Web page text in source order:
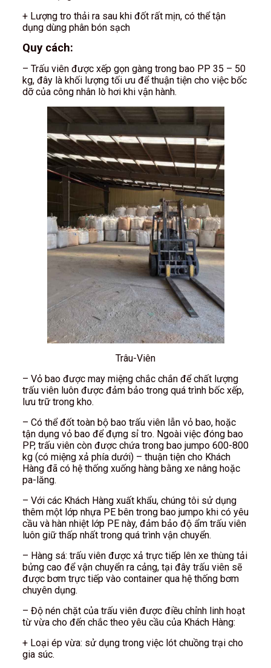
+ Lượng tro thải ra sau khi đốt rất mịn, có thể tận
dụng dùng phân bón sạch
Quy cách:
– Trấu viên được xếp gọn gàng trong bao PP 35 – 50
kg, đây là khối lượng tối ưu để thuận tiện cho việc bốc
dỡ của công nhân lò hơi khi vận hành.
Trâu-Viên
– Vỏ bao được may miệng chắc chắn để chất lượng
trấu viên luôn được đảm bảo trong quá trình bốc xếp,
lưu trữ trong kho.
– Có thể đốt toàn bộ bao trấu viên lẫn vỏ bao, hoặc
tận dụng vỏ bao để đựng sỉ tro. Ngoài việc đóng bao
PP, trấu viên còn được chứa trong bao jumpo 600-800
kg (có miệng xả phía dưới) – thuận tiện cho Khách
Hàng đã có hệ thống xuống hàng bằng xe nâng hoặc
pa-lăng.
– Với các Khách Hàng xuất khẩu, chúng tôi sử dụng
thêm một lớp nhựa PE bên trong bao jumpo khi có yêu
cầu và hàn nhiệt lớp PE này, đảm bảo độ ẩm trấu viên
luôn giữ thấp nhất trong quá trình vận chuyển.
– Hàng sá: trấu viên được xả trực tiếp lên xe thùng tải
bửng cao để vận chuyển ra cảng, tại đây trấu viên sẽ
được bơm trực tiếp vào container qua hệ thống bơm
chuyên dụng.
– Độ nén chặt của trấu viên được điều chỉnh linh hoạt
từ vừa cho đến chắc theo yêu cầu của Khách Hàng:
+ Loại ép vừa: sử dụng trong việc lót chuồng trại cho
gia súc.